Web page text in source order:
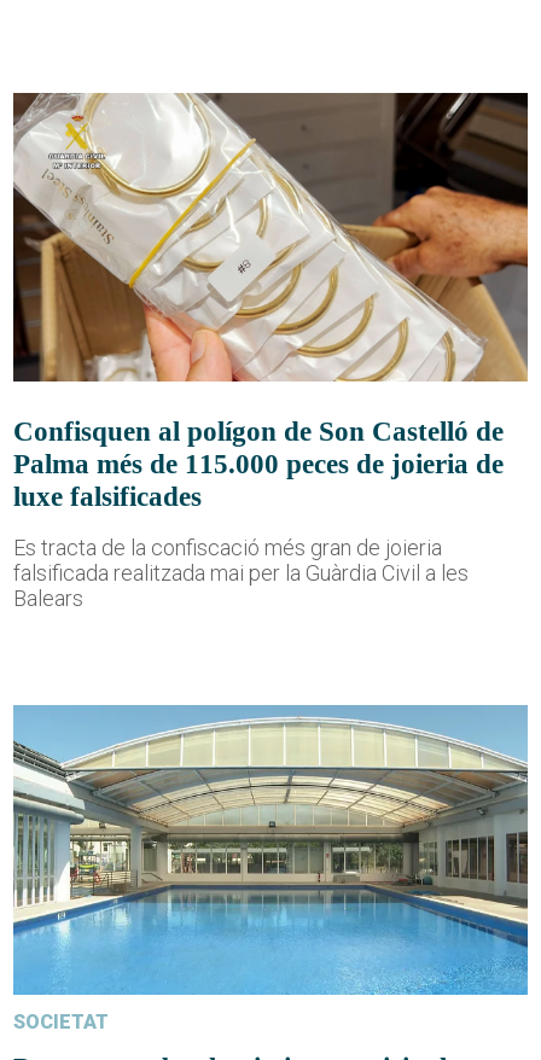
Confisquen al polígon de Son Castelló de
Palma més de 115.000 peces de joieria de
luxe falsificades
Es tracta de la confiscació més gran de joieria
falsificada realitzada mai per la Guàrdia Civil a les
Balears
SOCIETAT